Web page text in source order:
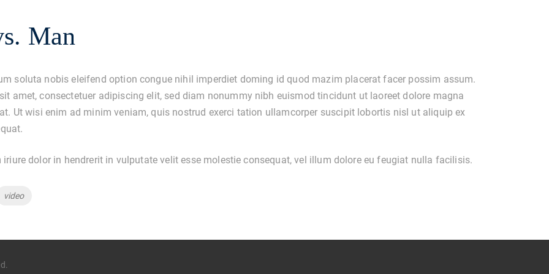
Man
soluta nobis eleifend option congue nihil imperdiet doming id quod mazim placerat facer possim assum.
amet, consectetuer adipiscing elit, sed diam nonummy nibh euismod tincidunt ut laoreet dolore magna
Ut wisi enim ad minim veniam, quis nostrud exerci tation ullamcorper suscipit lobortis nisl ut aliquip ex
iriure dolor in hendrerit in vulputate velit esse molestie consequat, vel illum dolore eu feugiat nulla facilisis.
video